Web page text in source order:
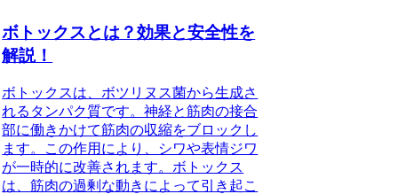
ボトックスとは？効果と安全性を
解説！
ボトックスは、ボツリヌス菌から生成さ
れるタンパク質です。神経と筋肉の接合
部に働きかけて筋肉の収縮をブロックし
ます。この作用により、シワや表情ジワ
が一時的に改善されます。ボトックス
は、筋肉の過剰な動きによって引き起こ